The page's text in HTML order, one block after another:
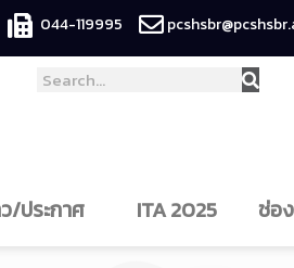
044-119995
/ประกาศ ITA 2025 ช่อ